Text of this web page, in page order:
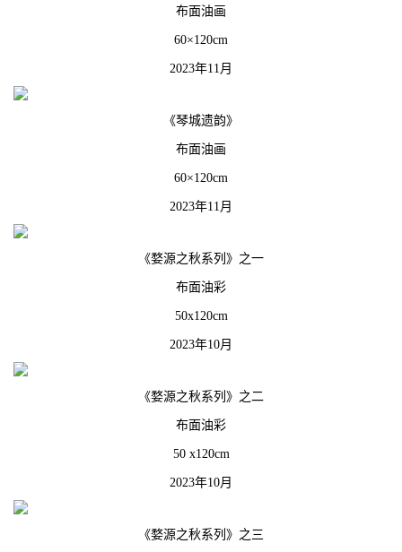
布面油画
60×120cm
2023年11月
《琴城遗韵》
布面油画
60×120cm
2023年11月
《婺源之秋系列》之一
布面油彩
50x120cm
2023年10月
《婺源之秋系列》之二
布面油彩
50 x120cm
2023年10月
《婺源之秋系列》之三